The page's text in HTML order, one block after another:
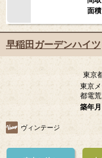
所在
間
面積
早稲田ガーデンハイツ
東京
東京
都電